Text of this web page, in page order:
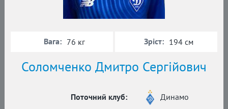
Соломченко Дмитро Сергійович
Поточний клуб:
Динамо
Вага: 76 кг Зріст: 194 см